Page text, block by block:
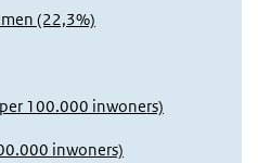
(22,3%)
100.000 inwoners)
inwoners)